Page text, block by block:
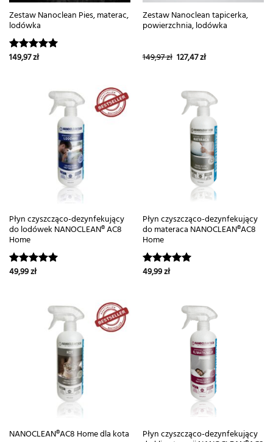
Zestaw Nanoclean Pies, materac,
lodówka
Oceniono
149,97zł
Zestaw Nanoclean tapicerka,
powierzchnia, lodówka
149,97zł Pierwotna
cena
127,47złAktualna
Płyn czyszcząco-dezynfekujący
do lodówek NANOCLEAN® AC8
Home
Oceniono
49,99zł
Płyn czyszcząco-dezynfekujący
do materaca NANOCLEAN®AC8
Home
Oceniono
49,99zł
NANOCLEAN®AC8 Home dla kota
Płyn czyszcząco-dezynfekujący